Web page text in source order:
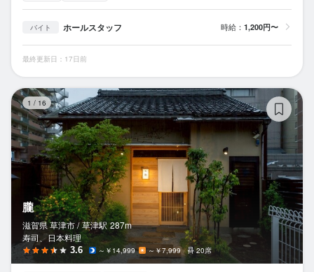
バイト ホールスタッフ 時給： 1,200円〜
最終更新日：17日前
1 / 16
朧
滋賀県 草津市 / 草津駅 287m
寿司、日本料理
3.6 ～￥14,999 ～￥7,999 20席